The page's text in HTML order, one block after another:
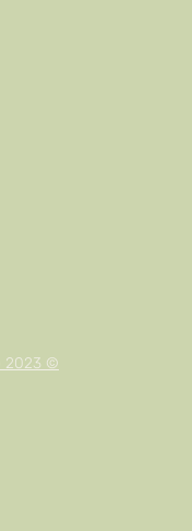
© 2023 כל הזכויות שמורות לBP-IL